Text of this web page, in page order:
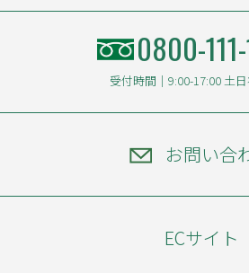
0800-
受付時間｜9:00-17:00 土
お問い合
ECサイト